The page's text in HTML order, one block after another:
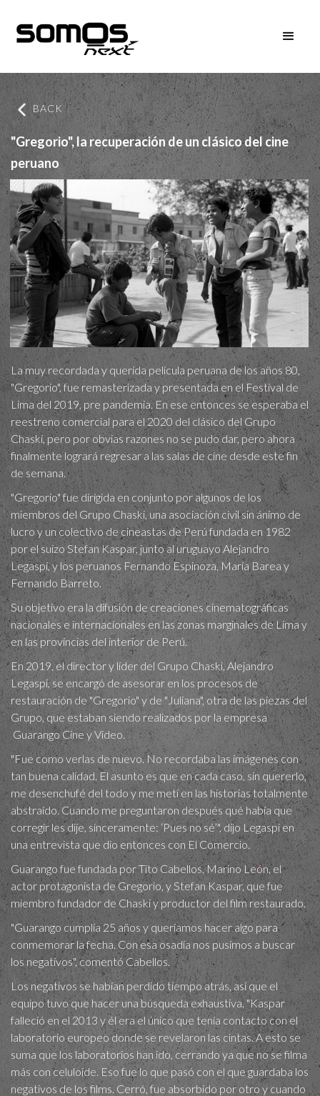
BACK
"Gregorio", la recuperación de un clásico del cine
peruano
La muy recordada y querida película peruana de los años 80,
"Gregorio", fue remasterizada y presentada en el Festival de
Lima del 2019, pre pandemia. En ese entonces se esperaba el
reestreno comercial para el 2020 del clásico del Grupo
Chaski, pero por obvias razones no se pudo dar, pero ahora
finalmente logrará regresar a las salas de cine desde este fin
de semana.
"Gregorio" fue dirigida en conjunto por algunos de los
miembros del Grupo Chaski, una asociación civil sin ánimo de
lucro y un colectivo de cineastas de Perú fundada en 1982
por el suizo Stefan Kaspar, junto al uruguayo Alejandro
Legaspi, y los peruanos Fernando Espinoza, María Barea y
Fernando Barreto.
Su objetivo era la difusión de creaciones cinematográficas
nacionales e internacionales en las zonas marginales de Lima y
en las provincias del interior de Perú.
En 2019, el director y líder del Grupo Chaski, Alejandro
Legaspi, se encargó de asesorar en los procesos de
restauración de "Gregorio" y de "Juliana", otra de las piezas del
Grupo, que estaban siendo realizados por la empresa
Guarango Cine y Video.
"Fue como verlas de nuevo. No recordaba las imágenes con
tan buena calidad. El asunto es que en cada caso, sin quererlo,
me desenchufé del todo y me metí en las historias totalmente
abstraído. Cuando me preguntaron después qué había que
corregir les dije, sinceramente: ‘Pues no sé’", dijo Legaspi en
una entrevista que dio entonces con El Comercio.
Guarango fue fundada por Tito Cabellos, Marino León, el
actor protagonista de Gregorio, y Stefan Kaspar, que fue
miembro fundador de Chaski y productor del film restaurado.
"Guarango cumplía 25 años y queríamos hacer algo para
conmemorar la fecha. Con esa osadía nos pusimos a buscar
los negativos", comentó Cabellos.
Los negativos se habían perdido tiempo atrás, así que el
equipo tuvo que hacer una búsqueda exhaustiva. "Kaspar
falleció en el 2013 y él era el único que tenía contacto con el
laboratorio europeo donde se revelaron las cintas. A esto se
suma que los laboratorios han ido, cerrando ya que no se filma
más con celuloide. Eso fue lo que pasó con el que guardaba los
negativos de los films. Cerró, fue absorbido por otro y cuando